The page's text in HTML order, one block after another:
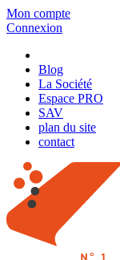
Mon compte
Connexion
Blog
La Société
Espace PRO
SAV
plan du site
contact